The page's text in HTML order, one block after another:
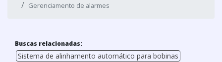
Gerenciamento de alarmes
Buscas relacionadas:
Sistema de alinhamento automático para bobinas